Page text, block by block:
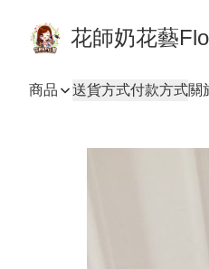
花師奶花藝
商品 送貨方式付款方式關